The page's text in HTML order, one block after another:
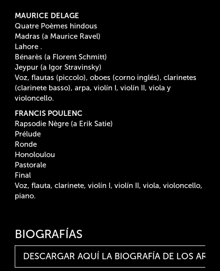
MAURICE DELAGE
Quatre Poèmes hindous
Madras (a Maurice Ravel)
Lahore .
Bénarès (a Florent Schmitt)
Jeypur (a Igor Stravinsky)
Voz, flautas (piccolo), oboes (corno inglés), clarinetes
(clarinete basso), arpa, violín I, violín II, viola y
violoncello.
FRANCIS POULENC
Rapsodie Nègre (a Erik Satie)
Prélude
Ronde
Honoloulou
Pastorale
Final
Voz, flauta, clarinete, violín I, violín II, viola, violoncello,
piano.
BIOGRAFÍAS
DESCARGAR AQUÍ LA BIOGRAFÍA DE LOS